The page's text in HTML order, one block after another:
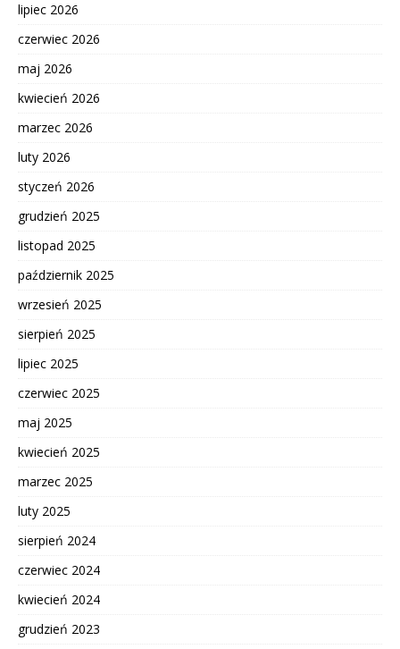
lipiec 2026
czerwiec 2026
maj 2026
kwiecień 2026
marzec 2026
luty 2026
styczeń 2026
grudzień 2025
listopad 2025
październik 2025
wrzesień 2025
sierpień 2025
lipiec 2025
czerwiec 2025
maj 2025
kwiecień 2025
marzec 2025
luty 2025
sierpień 2024
czerwiec 2024
kwiecień 2024
grudzień 2023